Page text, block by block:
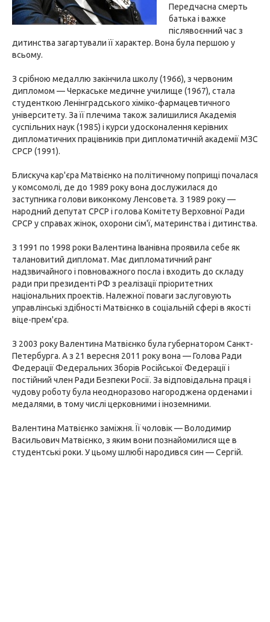
Передчасна смерть
батька і важке
післявоєнний час з
дитинства загартували її характер. Вона була першою у
всьому.
З срібною медаллю закінчила школу (1966), з червоним
дипломом — Черкаське медичне училище (1967), стала
студенткою Ленінградського хіміко-фармацевтичного
університету. За її плечима також залишилися Академія
суспільних наук (1985) і курси удосконалення керівних
дипломатичних працівників при дипломатичній академії МЗС
СРСР (1991).
Блискуча кар'єра Матвієнко на політичному поприщі почалася
у комсомолі, де до 1989 року вона дослужилася до
заступника голови виконкому Ленсовета. З 1989 року —
народний депутат СРСР і голова Комітету Верховної Ради
СРСР у справах жінок, охорони сім'ї, материнства і дитинства.
З 1991 по 1998 роки Валентина Іванівна проявила себе як
талановитий дипломат. Має дипломатичний ранг
надзвичайного і повноважного посла і входить до складу
ради при президенті РФ з реалізації пріоритетних
національних проектів. Належної поваги заслуговують
управлінські здібності Матвієнко в соціальній сфері в якості
віце-прем'єра.
З 2003 року Валентина Матвієнко була губернатором Санкт-
Петербурга. А з 21 вересня 2011 року вона — Голова Ради
Федерації Федеральних Зборів Російської Федерації і
постійний член Ради Безпеки Росії. За відповідальна праця і
чудову роботу була неодноразово нагороджена орденами і
медалями, в тому числі церковними і іноземними.
Валентина Матвієнко заміжня. Її чоловік — Володимир
Васильович Матвієнко, з яким вони познайомилися ще в
студентські роки. У цьому шлюбі народився син — Сергій.